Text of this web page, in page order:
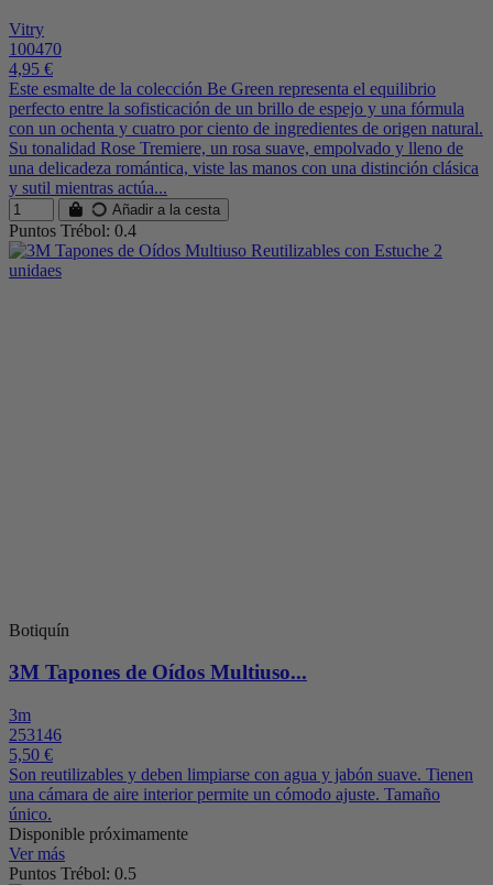
Vitry
100470
4,95 €
Este esmalte de la colección Be Green representa el equilibrio
perfecto entre la sofisticación de un brillo de espejo y una fórmula
con un ochenta y cuatro por ciento de ingredientes de origen natural.
Su tonalidad Rose Tremiere, un rosa suave, empolvado y lleno de
una delicadeza romántica, viste las manos con una distinción clásica
y sutil mientras actúa...
Añadir a la cesta
Puntos Trébol: 0.4
Botiquín
3M Tapones de Oídos Multiuso...
3m
253146
5,50 €
Son reutilizables y deben limpiarse con agua y jabón suave. Tienen
una cámara de aire interior permite un cómodo ajuste. Tamaño
único.
Disponible próximamente
Ver más
Puntos Trébol: 0.5